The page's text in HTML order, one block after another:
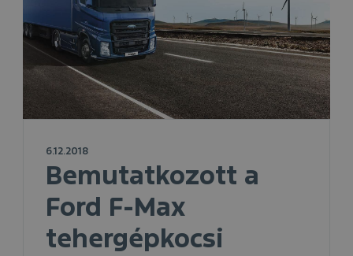
6.12.2018
Bemutatkozott a
Ford F-Max
tehergépkocsi